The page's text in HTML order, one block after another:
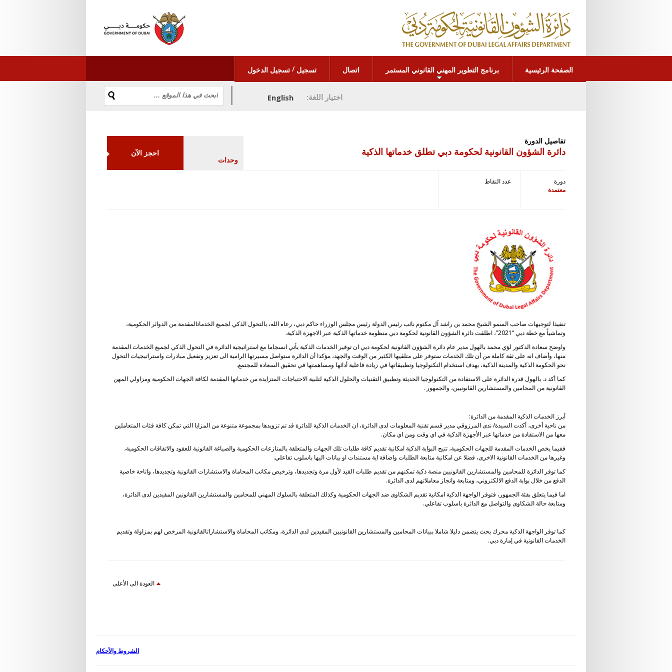
الصفحة الرئيسية برنامج التطوير المهني القانوني المستمر اتصال تسجيل / تسجيل الدخول
اختيار اللغة: English
تفاصيل الدورة
دائرة الشؤون القانونية لحكومة دبي تطلق خدماتها الذكية
وحدات
احجز الآن
دورة
معتمدة
عدد النقاط
تنفيذا لتوجيهات صاحب السمو الشيخ محمد بن راشد آل مكتوم نائب رئيس الدولة رئيس مجلس الوزراء حاكم دبي، رعاه الله، بالتحول الذكي لجميع الخدماتالمقدمة من الدوائر الحكومية،
وتماشياً مع خطة دبي “2021”، اطلقت دائرة الشؤون القانونية لحكومة دبي منظومة خدماتها الذكية عبر الاجهزة الذكية.
واوضح سعادة الدكتور لؤي محمد بالهول مدير عام دائرة الشؤون القانونية لحكومة دبي ان توفير الخدمات الذكية يأتي انسجاما مع استراتيجية الدائرة في التحول الذكي لجميع الخدمات المقدمة
منها، وأضاف انه على ثقة كاملة من أن تلك الخدمات ستوفر على متلقيها الكثير من الوقت والجهد، مؤكدا أن الدائرة ستواصل مسيرتها الرامية الى تعزيز وتفعيل مبادرات واستراتيجيات التحول
نحو الحكومة الذكية والمدينة الذكية، بهدف استخدام التكنولوجيا وتطبيقاتها في زيادة فاعلية أدائها ومساهمتها في تحقيق السعادة للمجتمع.
كما أكد د. بالهول قدرة الدائرة على الاستفادة من التكنولوجيا الحديثة وتطبيق التقنيات والحلول الذكية لتلبية الاحتياجات المتزايدة من خدماتها المقدمة لكافة الجهات الحكومية ومزاولي المهن
القانونية من المحامين والمستشارين القانونيين، والجمهور .
أبرز الخدمات الذكية المقدمة من الدائرة:
من ناحية أخرى، أكدت السيدة/ ندى المرزوقي مدير قسم تقنية المعلومات لدى الدائرة، ان الخدمات الذكية للدائرة قد تم تزويدها بمجموعة متنوعة من المزايا التي تمكن كافة فئات المتعاملين
معها من الاستفادة من خدماتها عبر الأجهزة الذكية في اي وقت ومن اي مكان.
ففيما يخص الخدمات المقدمة للجهات الحكومية، تتيح البوابة الذكية امكانية تقديم كافة طلبات تلك الجهات والمتعلقة بالمنازعات الحكومية والصياغة القانونية للعقود والاتفاقات الحكومية،
وغيرها من الخدمات القانونية الاخرى، فضلا عن امكانية متابعة الطلبات واضافة اية مستندات او بيانات اليها باسلوب تفاعلي.
كما توفر الدائرة للمحامين والمستشارين القانونيين منصة ذكية تمكنهم من تقديم طلبات القيد لأول مرة وتجديدها، وترخيص مكاتب المحاماة والاستشارات القانونية وتجديدها، واتاحة خاصية
الدفع من خلال بوابة الدفع الالكتروني، ومتابعة وانجاز معاملاتهم لدى الدائرة.
اما فيما يتعلق بفئة الجمهور، فتوفر الواجهة الذكية امكانية تقديم الشكاوى ضد الجهات الحكومية وكذلك المتعلقة بالسلوك المهني للمحامين والمستشارين القانونين المقيدين لدى الدائرة،
ومتابعة حالة الشكاوى والتواصل مع الدائرة باسلوب تفاعلي.
كما توفر الواجهة الذكية محرك بحث يتضمن دليلا شاملا ببيانات المحامين والمستشارين القانونيين المقيدين لدى الدائرة، ومكاتب المحاماة والاستشاراتالقانونية المرخص لهم بمزاولة وتقديم
الخدمات القانونية في إمارة دبي.
العودة الى الأعلى
الشروط والأحكام